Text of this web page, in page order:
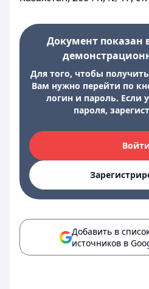
Документ показан
Для того, чтобы
Вам нужно перейти по
логин и пароль. Если
пароля,
Войти
Добавить в
источников в